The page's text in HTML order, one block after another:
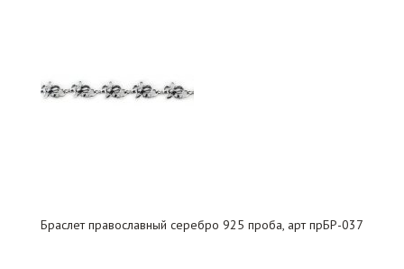
Браслет православный серебро 925 проба, арт прБР-037